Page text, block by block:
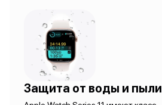
Защита от воды и пыли